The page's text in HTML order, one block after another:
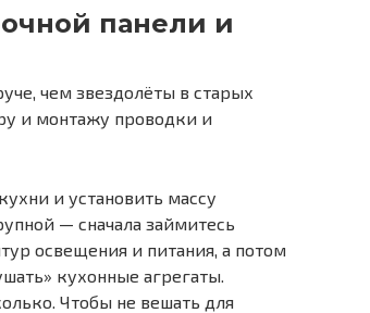
панели и
чем звездолёты в старых
и монтажу проводки и
и установить массу
— сначала займитесь
освещения и питания, а потом
кухонные агрегаты.
Чтобы не вешать для